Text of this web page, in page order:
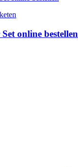
online bestellen